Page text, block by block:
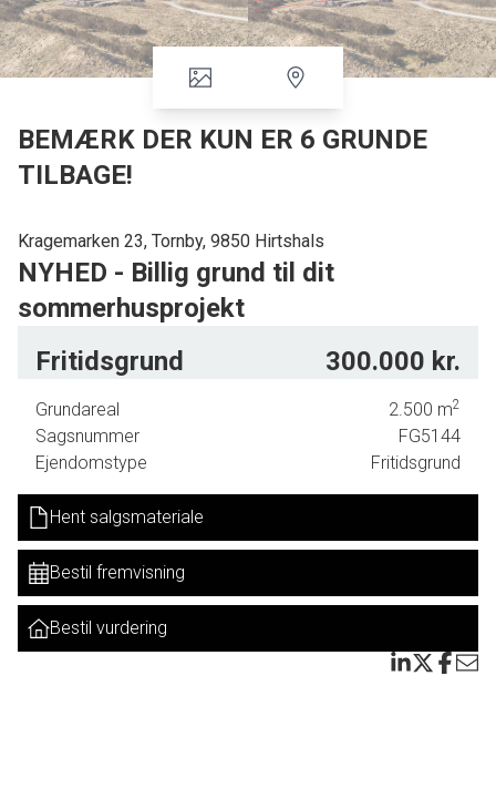
BEMÆRK DER KUN ER 6 GRUNDE
TILBAGE!
Kragemarken 23, Tornby, 9850 Hirtshals
NYHED - Billig grund til dit
sommerhusprojekt
Denne nye udstykning holder alle døre åbne, så du kan vælge præcis det hus, du gerne
imellem.
Grundene er alle omkring 2.500 kvadratmeter.
omkring 125 kvadratmeter + evt. carport eller redskabsrum.
Grundpriser:
Fritidsgrund 300.000 kr.
Grundareal 2.500 m2
Sagsnummer
FG5144
Ejendomstype
Fritidsgrund
Hent salgsmateriale
Bestil fremvisning
Bestil vurdering